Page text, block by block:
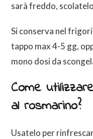
sarà freddo,
Si conserva nel
tappo max 4-5 gg,
mono dosi da
Come
al rosmarino?
Usatelo per